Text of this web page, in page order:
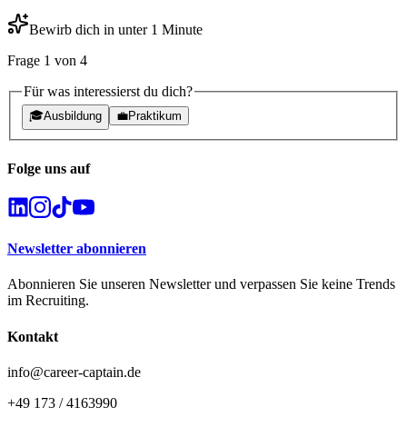
Bewirb dich in unter 1 Minute
Frage 1 von 4
Für was interessierst du dich?
🎓Ausbildung 💼Praktikum
Folge uns auf
Newsletter abonnieren
Abonnieren Sie unseren Newsletter und verpassen Sie keine Trends
im Recruiting.
Kontakt
info@career-captain.de
+49 173 / 4163990